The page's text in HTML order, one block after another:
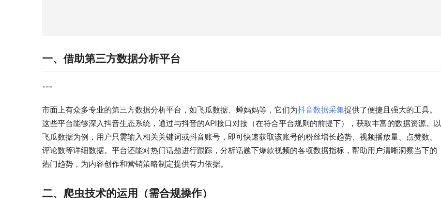
一、借助第三方数据分析平台
---
市面上有众多专业的第三方数据分析平台，如飞瓜数据、蝉妈妈等，它们为抖音数据采集提供了便捷且强大的工具。
这些平台能够深入抖音生态系统，通过与抖音的API接口对接（在符合平台规则的前提下），获取丰富的数据资源。以
飞瓜数据为例，用户只需输入相关关键词或抖音账号，即可快速获取该账号的粉丝增长趋势、视频播放量、点赞数、
评论数等详细数据。平台还能对热门话题进行跟踪，分析话题下爆款视频的各项数据指标，帮助用户清晰洞察当下的
热门趋势，为内容创作和营销策略制定提供有力依据。
二、爬虫技术的运用（需合规操作）